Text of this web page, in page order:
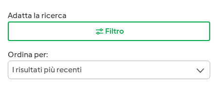
Adatta la ricerca
Filtro
Ordina per:
I risultati più recenti